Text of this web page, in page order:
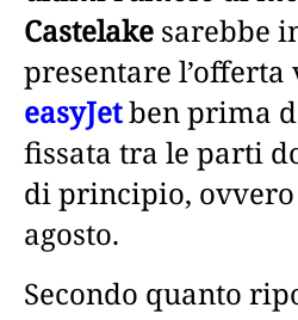
Castelake sarebbe
presentare
easyJetben prima
fissata tra le parti
di principio,
agosto.
Secondo quanto